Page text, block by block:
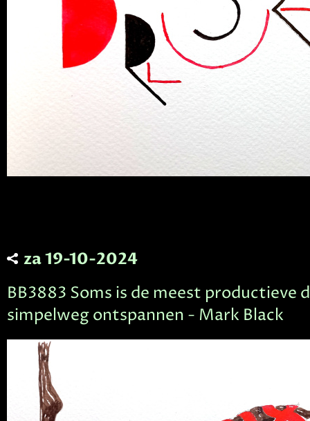
za 19-10-2024
BB3883 Soms is de meest productieve
simpelweg ontspannen - Mark Black